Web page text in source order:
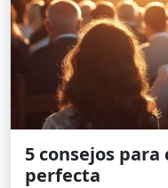
5 consejos
perfecta